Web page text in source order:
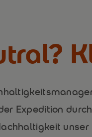
Expedition
unser